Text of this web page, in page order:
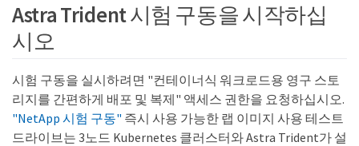
Astra Trident 시험 구동을 시작하십
시오
시험 구동을 실시하려면 "컨테이너식 워크로드용 영구 스토
리지를 간편하게 배포 및 복제" 액세스 권한을 요청하십시오.
"NetApp 시험 구동" 즉시 사용 가능한 랩 이미지 사용 테스트
드라이브는 3노드 Kubernetes 클러스터와 Astra Trident가 설